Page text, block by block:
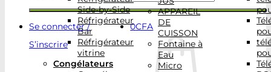
Se connecter /
S’inscrire
0CFA
Side-by-Side
Réfrigérateur
Bar
Réfrigérateur
vitrine
Congélateurs
APPAREIL
DE
CUISSON
Fontaine à
Eau
Micro